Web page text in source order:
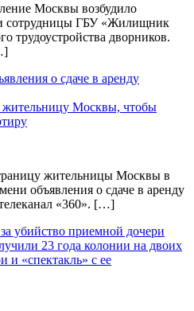
Москвы возбудило
сотрудницы ГБУ «Жилищник
трудоустройства дворников.
Москвы, чтобы
жительницы Москвы в
объявления о сдаче в аренду
«360». […]
23 года колонии на двоих
и «спектакль» с ее